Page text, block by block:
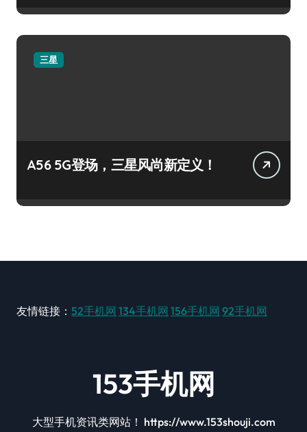
三星
A56 5G登场，三星风尚新定义！
友情链接： 52手机网 134手机网 156手机网 92手机网
153手机网
大型手机资讯类网站！ https://www.153shouji.com